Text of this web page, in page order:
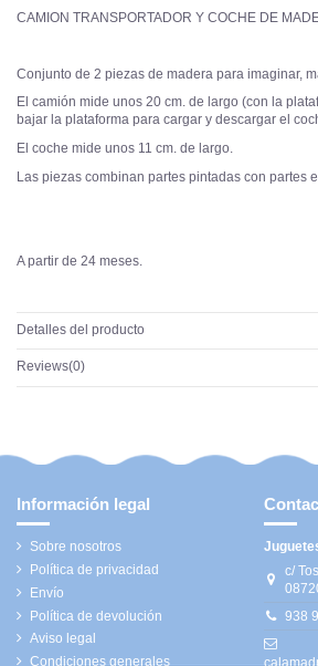
CAMION TRANSPORTADOR Y COCHE DE
Conjunto de 2 piezas de madera para imaginar,
El camión mide unos 20 cm. de largo (con la
bajar la plataforma para cargar y descargar el
El coche mide unos 11 cm. de largo.
Las piezas combinan partes pintadas con partes
A partir de 24 meses.
Detalles del producto
Reviews(0)
Información legal
Sobre nosotros
Política de privacidad
Envío
Política de devolución
Aviso legal
Condiciones generales
c/
938